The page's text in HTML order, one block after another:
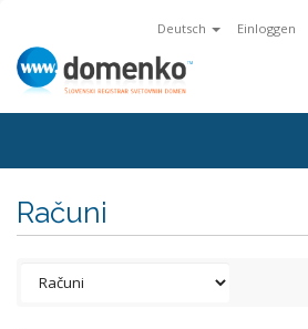
Deutsch Einloggen
Računi